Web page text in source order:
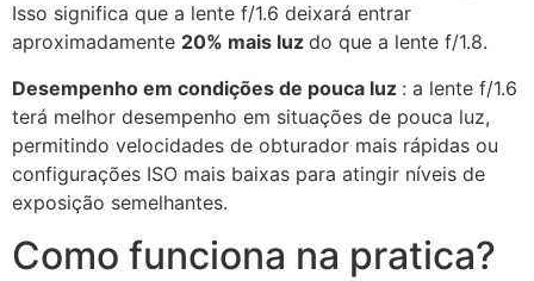
Isso significa que a lente f/1.6 deixará entrar
aproximadamente 20% mais luz do que a lente f/1.8.
Desempenho em condições de pouca luz : a lente f/1.6
terá melhor desempenho em situações de pouca luz,
permitindo velocidades de obturador mais rápidas ou
configurações ISO mais baixas para atingir níveis de
exposição semelhantes.
Como funciona na pratica?